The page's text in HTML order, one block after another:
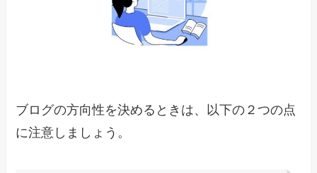
ブログの方向性を決めるときは、以下の２つの点
に注意しましょう。